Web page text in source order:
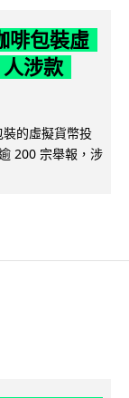
啡包裝虛
涉款
的虛擬貨幣投
200 宗舉報，涉